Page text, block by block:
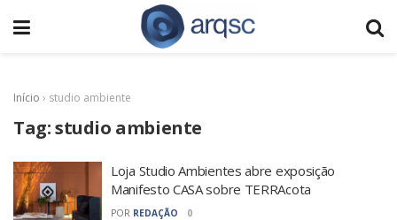
Início › studio ambiente
Tag:studio ambiente
Loja Studio Ambientes abre exposição
Manifesto CASA sobre TERRAcota
POR REDAÇÃO 0